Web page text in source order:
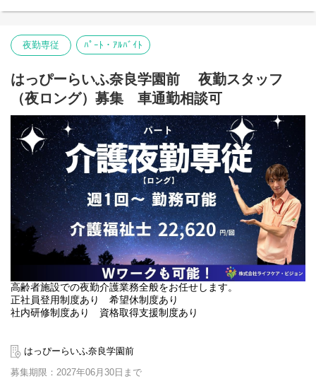
夜勤専従 ﾊﾟｰﾄ・ｱﾙﾊﾞｲﾄ
はっぴーらいふ奈良学園前 夜勤スタッフ
（夜ロング）募集 車通勤相談可
高齢者施設での夜勤介護業務全般をお任せします。
正社員登用制度あり 希望休制度あり
社内研修制度あり 資格取得支援制度あり
はっぴーらいふ奈良学園前
募集期限：2027年06月30日まで